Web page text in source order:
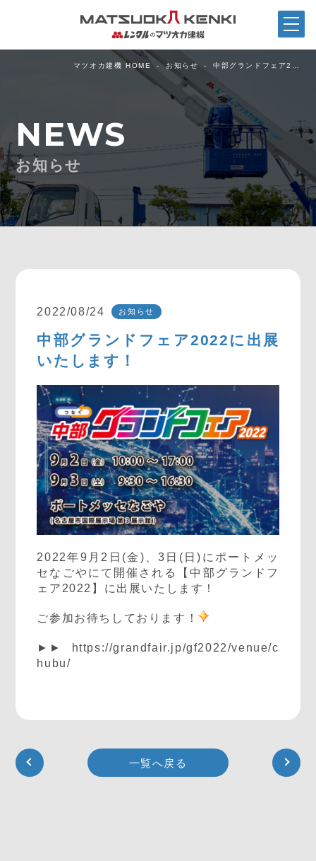
マツオカ建機 HOME お知らせ 中部グランドフェア2…
NEWS
お知らせ
2022/08/24 お知らせ
中部グランドフェア2022に出展
いたします！
2022年9月2日(金)、3日(日)にポートメッ
セなごやにて開催される
【中部グランドフ
ェア2022】 に出展いたします！
ご参加お待ちしております！
►► https://grandfair.jp/gf2022/venue/c
hubu/
一覧へ戻る